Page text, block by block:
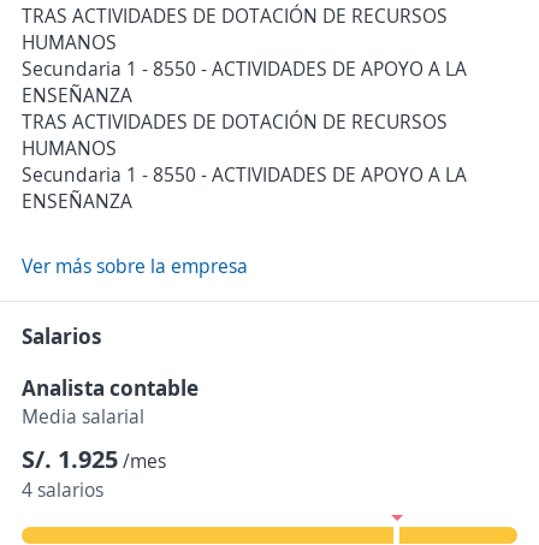
TRAS ACTIVIDADES DE DOTACIÓN DE RECURSOS
HUMANOS
Secundaria 1 - 8550 - ACTIVIDADES DE APOYO A LA
ENSEÑANZA
TRAS ACTIVIDADES DE DOTACIÓN DE RECURSOS
HUMANOS
Secundaria 1 - 8550 - ACTIVIDADES DE APOYO A LA
ENSEÑANZA
Ver más sobre la empresa
Salarios
Analista contable
Media salarial
S/. 1.925/mes
4 salarios